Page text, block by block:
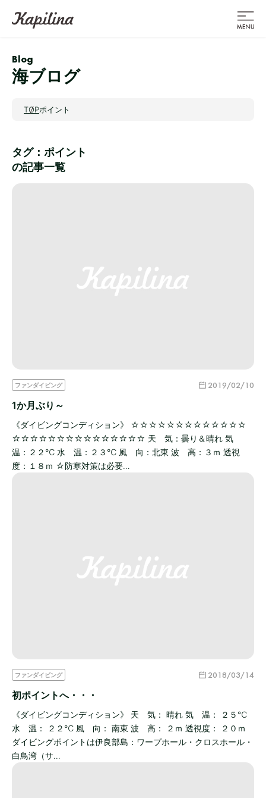
Blog
海ブログ
TOPポイント
タグ：ポイント
の記事一覧
ファンダイビング 2019/02/10
1か月ぶり～
《ダイビングコンディション》 ☆☆☆☆☆☆☆☆☆☆☆☆☆
☆☆☆☆☆☆☆☆☆☆☆☆☆☆☆ 天 気：曇り＆晴れ 気
温：２２℃ 水 温：２３℃ 風 向：北東 波 高：３ｍ 透視
度：１８ｍ ☆防寒対策は必要…
ファンダイビング 2018/03/14
初ポイントへ・・・
《ダイビングコンディション》 天 気： 晴れ 気 温： ２５℃
水 温： ２２℃ 風 向： 南東 波 高： ２ｍ 透視度： ２０ｍ
ダイビングポイントは伊良部島：ワープホール・クロスホール・
白鳥湾（サ…